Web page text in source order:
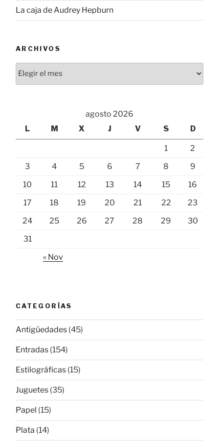
La caja de Audrey Hepburn
ARCHIVOS
agosto 2026
L
M X J V S D
1
2
3
4 5 6 7 8
9
10
11 12 13 14 15
16
17
18 19 20 21 22
23
24
25 26 27 28 29
30
31
« Nov
CATEGORÍAS
Antigüedades (45)
Entradas (154)
Estilográficas (15)
Juguetes (35)
Papel (15)
Plata (14)